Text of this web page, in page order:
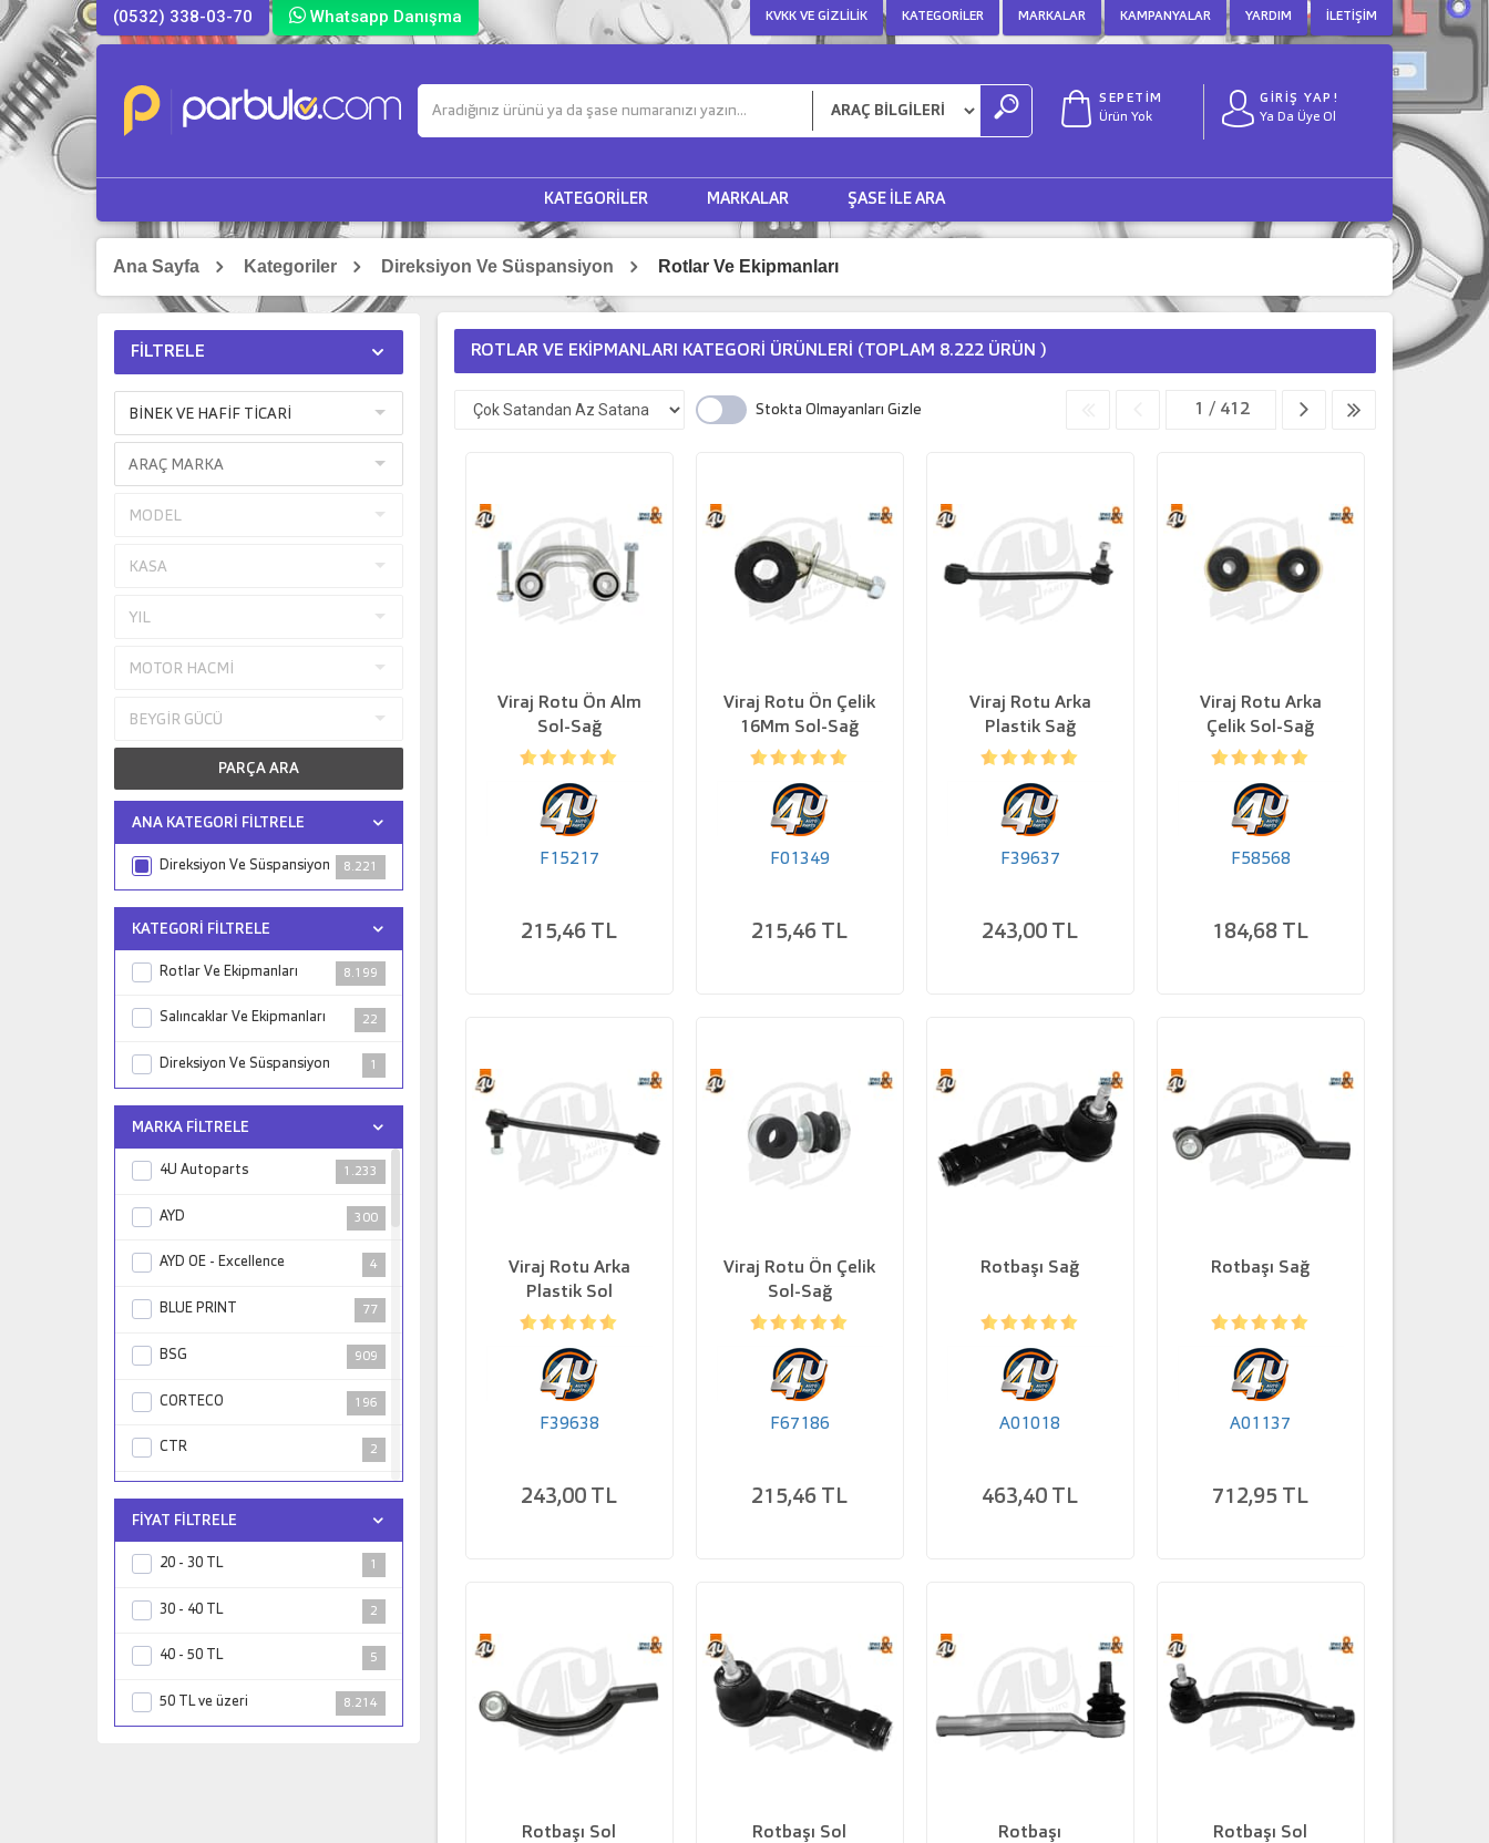
(0532) 338-03-70 Whatsapp Danışma KVKK VE GIZLILIK KATEGORILER MARKALAR KAMPANYALAR YARDIM İLETIŞIM
SEPETİM
Ürün Yok
GİRİŞ YAP!
Ya Da Üye Ol
KATEGORILER MARKALAR ŞASE ILE ARA
Ana Sayfa Kategoriler Direksiyon Ve Süspansiyon Rotlar Ve Ekipmanları
FILTRELE
BİNEK VE HAFİF TİCARİ
PARÇA ARA
ANA KATEGORI FILTRELE
Direksiyon Ve Süspansiyon 8.221
KATEGORI FILTRELE
Rotlar Ve Ekipmanları 8.199
Salıncaklar Ve Ekipmanları 22
Direksiyon Ve Süspansiyon 1
MARKA FILTRELE
4U Autoparts 1.233
AYD 300
AYD OE - Excellence 4
BLUE PRINT 77
BSG 909
CORTECO 196
CTR 2
Di̇esel Techni̇k 3
FORMPART 2
FIYAT FILTRELE
20 - 30 TL 1
30 - 40 TL 2
40 - 50 TL 5
50 TL ve üzeri 8.214
ROTLAR VE EKIPMANLARI KATEGORI ÜRÜNLERI (TOPLAM 8.222 ÜRÜN )
Stokta Olmayanları Gizle
Viraj Rotu Ön Alm
Sol-Sağ
F15217
215,46 TL
Viraj Rotu Ön Çelik
16Mm Sol-Sağ
F01349
215,46 TL
Viraj Rotu Arka
Plastik Sağ
F39637
243,00 TL
Viraj Rotu Arka
Çelik Sol-Sağ
F58568
184,68 TL
Viraj Rotu Arka
Plastik Sol
F39638
243,00 TL
Viraj Rotu Ön Çelik
Sol-Sağ
F67186
215,46 TL
Rotbaşı Sağ
A01018
463,40 TL
Rotbaşı Sağ
A01137
712,95 TL
Rotbaşı Sol Rotbaşı Sol Rotbaşı Rotbaşı Sol